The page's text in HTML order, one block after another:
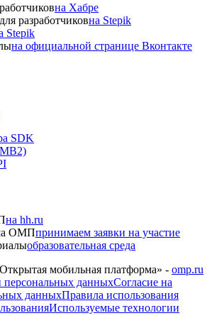
на Хабре
разработчиковна Stepik
Stepik
на официальной странице Вконтакте
SDK
на hh.ru
ОМПпринимаем заявки на участие
образовательная среда
мобильная платформа» - omp.ru
персональных данныхСогласие на
данныхПравила использования
Используемые технологии